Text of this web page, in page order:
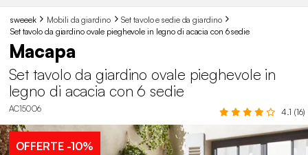
sweeek Mobili da giardino
Set tavolo e sedie da giardino
Set tavolo da giardino ovale pieghevole in legno di acacia con 6 sedie
Macapa
Set tavolo da giardino ovale pieghevole in
legno di acacia con 6 sedie
AC150O6 4.1 (16)
OFFERTE-10%